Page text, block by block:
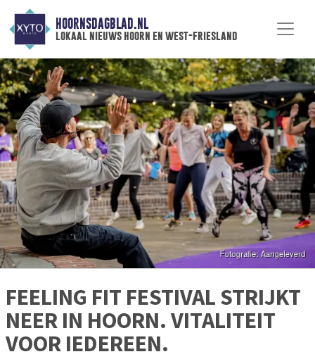
HOORNSDAGBLAD.NL
lokaal nieuws hoorn en west-friesland
FEELING FIT FESTIVAL STRIJKT
NEER IN HOORN. VITALITEIT
VOOR IEDEREEN.